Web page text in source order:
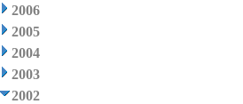
2006
2005
2004
2003
2002